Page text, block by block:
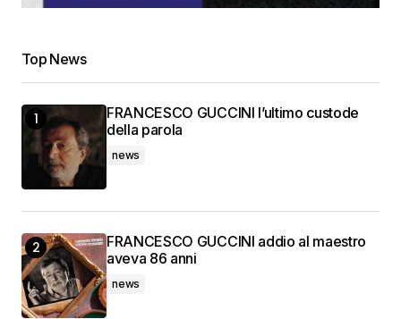
Top News
FRANCESCO GUCCINI l’ultimo custode
della parola
news
FRANCESCO GUCCINI addio al maestro
aveva 86 anni
news